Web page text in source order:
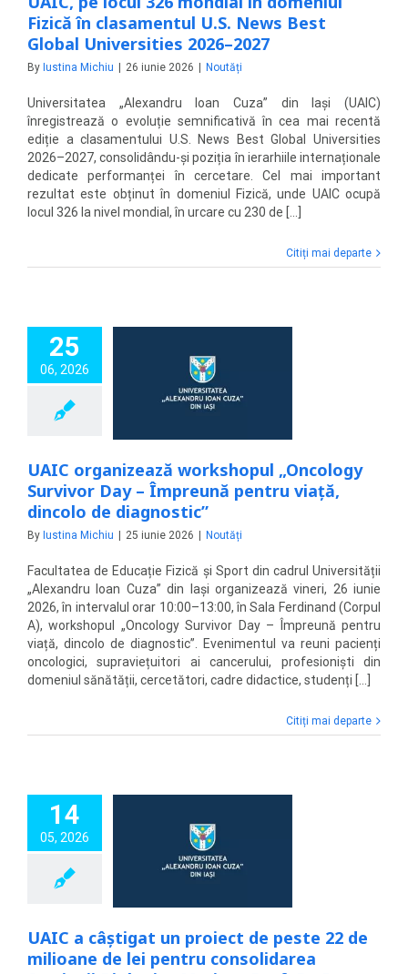
Fizică în clasamentul U.S. News Best
Global Universities 2026–2027
By Iustina Michiu | 26 iunie 2026 | Noutăți
Universitatea „Alexandru Ioan Cuza” din Iași (UAIC)
înregistrează o evoluție semnificativă în cea mai recentă
ediție a clasamentului U.S. News Best Global Universities
2026–2027, consolidându-și poziția în ierarhiile internaționale
dedicate performanței în cercetare. Cel mai important
rezultat este obținut în domeniul Fizică, unde UAIC ocupă
locul 326 la nivel mondial, în urcare cu 230 de [...]
Citiți mai departe
25
06, 2026
organizează
„Oncology
dincolo de
UAIC organizează workshopul „Oncology
Survivor Day – Împreună pentru viață,
dincolo de diagnostic”
By Iustina Michiu 25 iunie 2026 Noutăți
Facultatea de Educație Fizică și Sport din cadrul Universității
„Alexandru Ioan Cuza” din Iași organizează vineri, 26 iunie
2026, în intervalul orar 10:00–13:00, în Sala Ferdinand (Corpul
A), workshopul „Oncology Survivor Day – Împreună pentru
viață, dincolo de diagnostic”. Evenimentul va reuni pacienți
oncologici, supraviețuitori ai cancerului, profesioniști din
domeniul sănătății, cercetători, cadre didactice, studenți [...]
Citiți mai departe
14
05, 2026
un proiect
22 de milioane
lei pentru
Stațiunii
„Prof. Dr.
UAIC a câștigat un proiect de peste 22 de
milioane de lei pentru consolidarea